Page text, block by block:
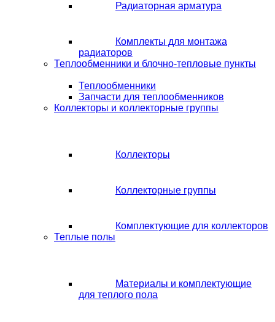
Радиаторная арматура
Комплекты для монтажа
радиаторов
Теплообменники и блочно-тепловые пункты
Теплообменники
Запчасти для теплообменников
Коллекторы и коллекторные группы
Коллекторы
Коллекторные группы
Комплектующие для коллекторов
Теплые полы
Материалы и комплектующие
для теплого пола